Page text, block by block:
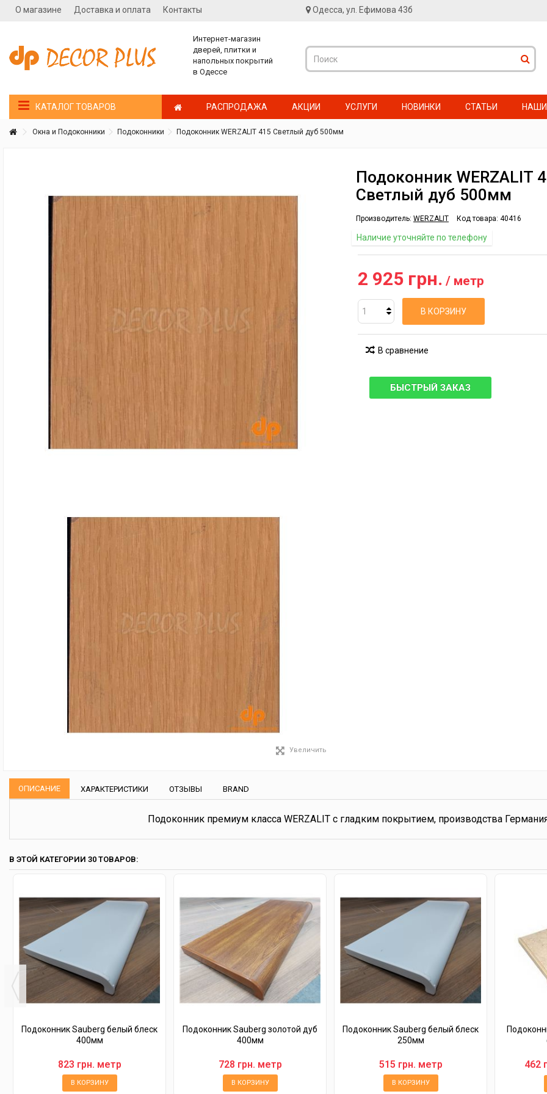
О магазине Доставка и оплата Контакты Одесса, ул. Ефимова 43б
Интернет-магазин
дверей, плитки и
напольных покрытий
в Одессе
КАТАЛОГ ТОВАРОВ РАСПРОДАЖА АКЦИИ УСЛУГИ НОВИНКИ СТАТЬИ
Окна и Подоконники Подоконники Подоконник WERZALIT 415 Светлый дуб 500мм
Увеличить
Подоконник WERZALIT
Светлый дуб 500мм
Производитель: WERZALIT Код товара: 40416
Наличие уточняйте по телефону
2 925 грн. / метр
В КОРЗИНУ
В сравнение
БЫСТРЫЙ ЗАКАЗ
ОПИСАНИЕ ХАРАКТЕРИСТИКИ ОТЗЫВЫ BRAND
Подоконник премиум класса WERZALIT с гладким покрытием, производства
В ЭТОЙ КАТЕГОРИИ 30 ТОВАРОВ:
Подоконник Sauberg белый блеск
400мм
823 грн. метр
В КОРЗИНУ
Подоконник Sauberg золотой дуб
400мм
728 грн. метр
В КОРЗИНУ
Подоконник Sauberg белый блеск
250мм
515 грн. метр
В КОРЗИНУ
462